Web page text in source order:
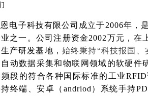
恩电子科技有限公司成立于2006年，
之一。公司注册资金2002万元，在
产研发基地， 始终秉持“科技报国、
动数据采集和物联网领域的软硬件
频段的符合各种国际标准的工业
终端、安卓（andriod）系统手持